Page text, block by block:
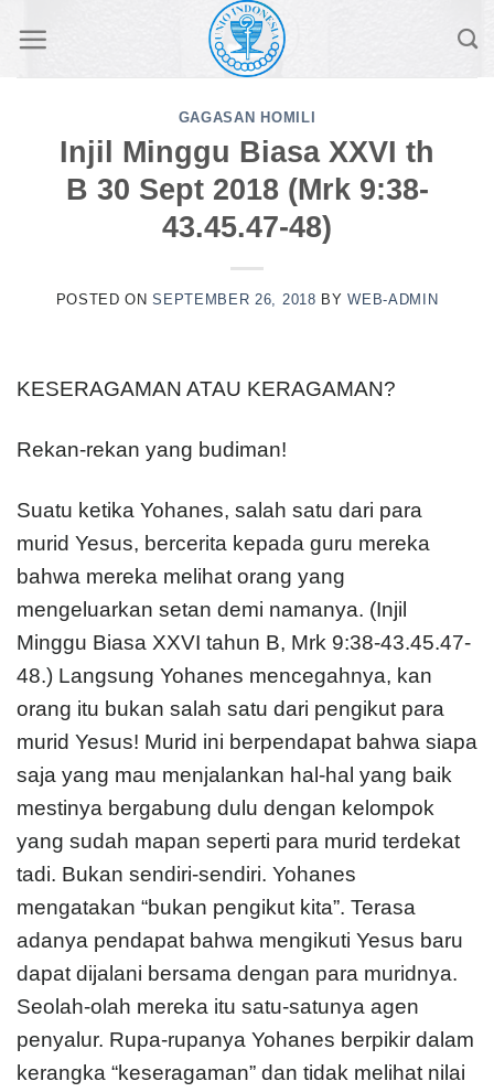
GAGASAN HOMILI
Injil Minggu Biasa XXVI th
B 30 Sept 2018 (Mrk 9:38-
43.45.47-48)
POSTED ONSEPTEMBER 26, 2018 BYWEB-ADMIN
KESERAGAMAN ATAU KERAGAMAN?
Rekan-rekan yang budiman!
Suatu ketika Yohanes, salah satu dari para
murid Yesus, bercerita kepada guru mereka
bahwa mereka melihat orang yang
mengeluarkan setan demi namanya. (Injil
Minggu Biasa XXVI tahun B, Mrk 9:38-43.45.47-
48.) Langsung Yohanes mencegahnya, kan
orang itu bukan salah satu dari pengikut para
murid Yesus! Murid ini berpendapat bahwa siapa
saja yang mau menjalankan hal-hal yang baik
mestinya bergabung dulu dengan kelompok
yang sudah mapan seperti para murid terdekat
tadi. Bukan sendiri-sendiri. Yohanes
mengatakan “bukan pengikut kita”. Terasa
adanya pendapat bahwa mengikuti Yesus baru
dapat dijalani bersama dengan para muridnya.
Seolah-olah mereka itu satu-satunya agen
penyalur. Rupa-rupanya Yohanes berpikir dalam
kerangka “keseragaman” dan tidak melihat nilai